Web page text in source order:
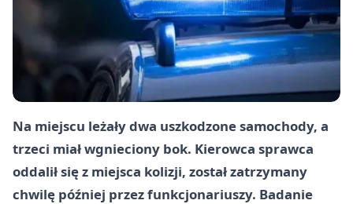
Na miejscu leżały dwa uszkodzone samochody, a
trzeci miał wgnieciony bok. Kierowca sprawca
oddalił się z miejsca kolizji, został zatrzymany
chwilę później przez funkcjonariuszy. Badanie